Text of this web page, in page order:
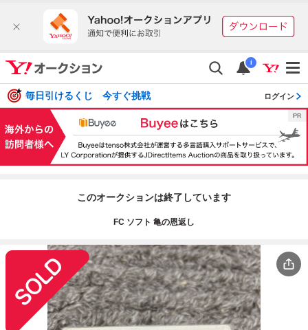
i
毎日引けるくじ 今すぐ挑戦 ログイン
このオークションは終了しています
FC ソフト 亀の恩返し